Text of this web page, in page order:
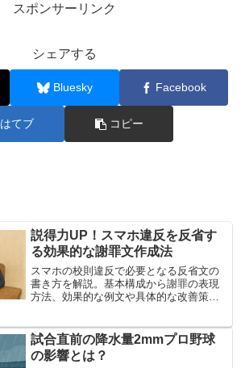
スポンサーリンク
シェアする
Bluesky Facebook
はてブ コピー
説得力UP！スマホ違反を反省す
る効果的な謝罪文作成法
スマホの校則違反で必要となる反省文の
書き方を解説。基本構成から謝罪の表現
方法、効果的な例文や具体的な改善策ま
試合直前の降水量2mmプロ野球
の影響とは？